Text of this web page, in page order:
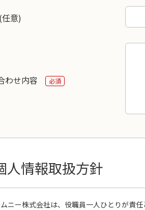
意)
わせ内容 必須
人情報取扱方針
ニー株式会社は、役職員一人ひとりが責